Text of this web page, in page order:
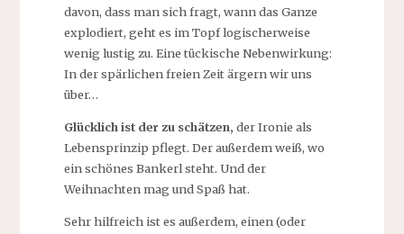
davon, dass man sich fragt, wann das Ganze
explodiert, geht es im Topf logischerweise
wenig lustig zu. Eine tückische Nebenwirkung:
In der spärlichen freien Zeit ärgern wir uns
über…
Glücklich ist der zu schätzen, der Ironie als
Lebensprinzip pflegt. Der außerdem weiß, wo
ein schönes Bankerl steht. Und der
Weihnachten mag und Spaß hat.
Sehr hilfreich ist es außerdem, einen (oder